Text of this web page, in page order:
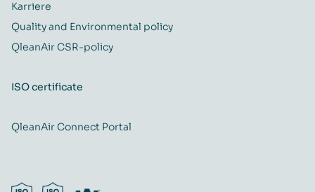
Karriere
Quality and Environmental policy
QleanAir CSR-policy
ISO certificate
QleanAir Connect Portal